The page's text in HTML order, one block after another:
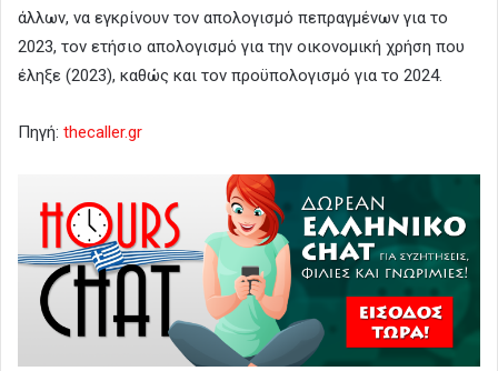
άλλων, να εγκρίνουν τον απολογισμό πεπραγμένων για το
2023, τον ετήσιο απολογισμό για την οικονομική χρήση που
έληξε (2023), καθώς και τον προϋπολογισμό για το 2024.
Πηγή: thecaller.gr